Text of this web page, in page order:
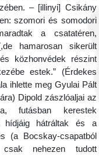
– [illinyi] Csikány
szomori és somodori
a csatatéren,
hamarosan sikerült
közhonvédek részint
estek.” (Érdekes
ihlette meg Gyulai Pált
Dipold zászlóaljai az
futásban kerestek
hídjáig hátráltak és a
(a Bocskay-csapatból
nehezen tudott